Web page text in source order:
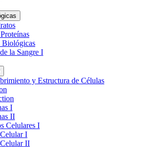
Biológicas
la Sangre I
y Estructura de Células
I
II
Celulares I
I
II